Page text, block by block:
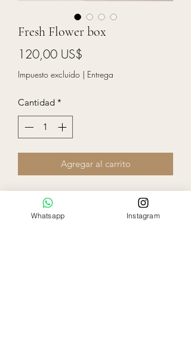
Fresh Flower box
120,00 US$
Impuesto excluido | Entrega
Cantidad *
Agregar al carrito
Whatsapp Instagram